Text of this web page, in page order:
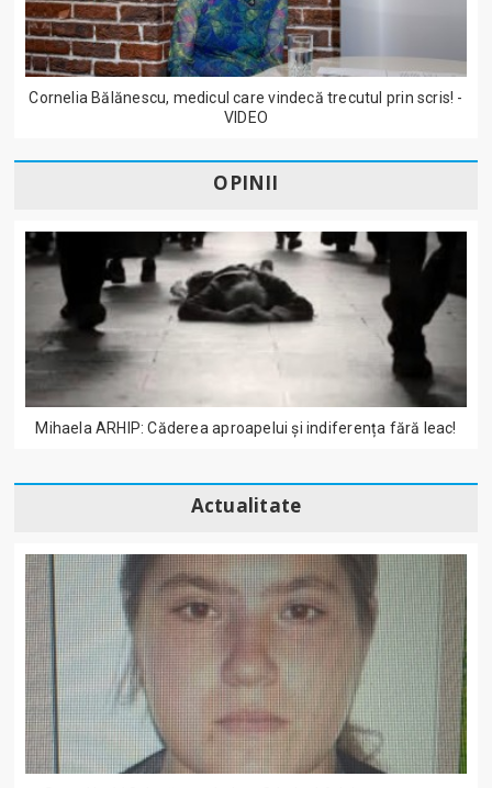
Cornelia Bălănescu, medicul care vindecă trecutul prin scris! -
VIDEO
OPINII
Mihaela ARHIP: Căderea aproapelui și indiferența fără leac!
Actualitate